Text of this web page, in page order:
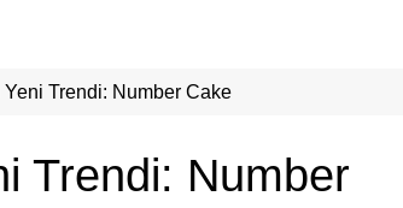
Trendi: Number Cake
Trendi: Number